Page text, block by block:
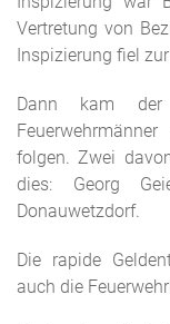
Vertretung von
Inspizierung fiel
Dann kam der
folgen. Zwei
dies: Georg
Donauwetzdorf.
Die rapide
auch die